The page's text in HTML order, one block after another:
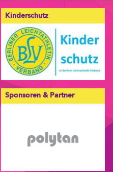
Kinderschutz
Sponsoren & Partner